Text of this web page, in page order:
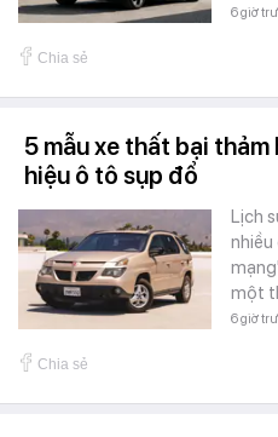
6 giờ
Chia sẻ
5 mẫu xe thất bại
hiệu ô tô sụp đổ
Lịch
một
6 giờ
Chia sẻ